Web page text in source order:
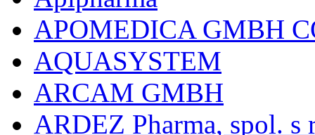
APOMEDICA GMBH
AQUASYSTEM
ARCAM GMBH
ARDEZ Pharma, spol. s